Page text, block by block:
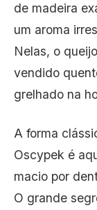
de madeira
um aroma
Nelas, o
vendido
grelhado na
A forma
Oscypek é
macio por
O grande